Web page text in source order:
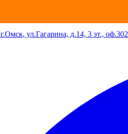
г.Омск, ул.Гагарина, д.14, 3 эт., оф.302